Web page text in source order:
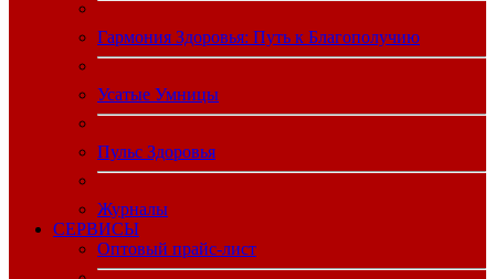
Гармония Здоровья: Путь к Благополучию
Усатые Умницы
Пульс Здоровья
Журналы
CЕРВИСЫ
Оптовый прайс-лист